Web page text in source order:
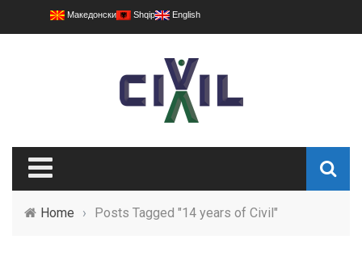
Македонски Shqip English
Home › Posts Tagged "14 years of Civil"